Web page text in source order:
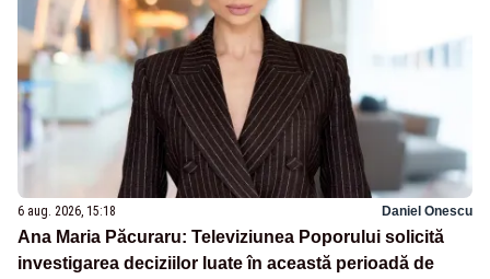
6 aug. 2026, 15:18 Daniel Onescu
Ana Maria Păcuraru: Televiziunea Poporului solicită
investigarea deciziilor luate în această perioadă de